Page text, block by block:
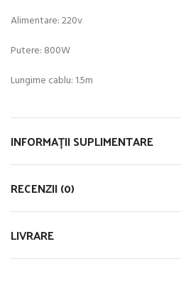
Alimentare: 220v
Putere: 800W
Lungime cablu: 1.5m
INFORMAȚII SUPLIMENTARE
RECENZII (0)
LIVRARE